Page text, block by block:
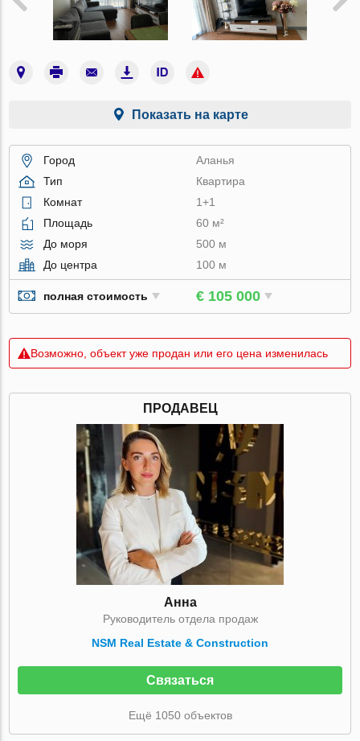
Показать на карте
Город
Аланья
Тип
Квартира
Комнат
1+1
Площадь
60 м²
До моря
500 м
До центра
100 м
полная стоимость € 105 000
Возможно, объект уже продан или его цена изменилась
ПРОДАВЕЦ
Анна
Руководитель отдела продаж
NSM Real Estate & Construction
Связаться
Ещё 1050 объектов